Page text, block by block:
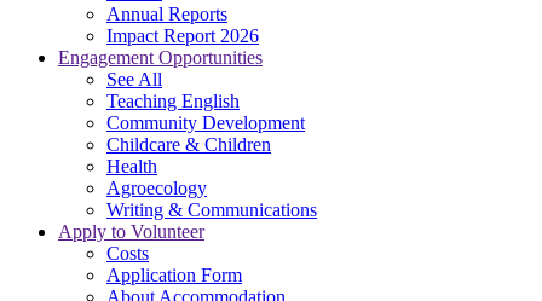
Annual Reports
Impact Report 2026
Engagement Opportunities
See All
Teaching English
Community Development
Childcare & Children
Health
Agroecology
Writing & Communications
Apply to Volunteer
Costs
Application Form
About Accommodation